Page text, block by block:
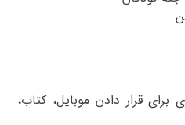
قرار دادن موبایل، کتاب،